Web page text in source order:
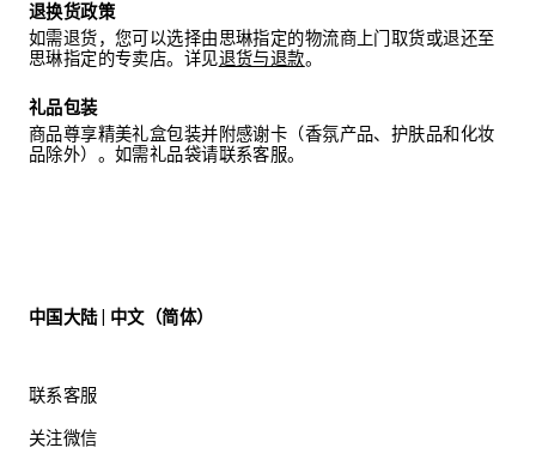
退换货政策
如需退货，您可以选择由思琳指定的物流商上门取货或退还至
思琳指定的专卖店。详见退货与退款。
礼品包装
商品尊享精美礼盒包装并附感谢卡（香氛产品、护肤品和化妆
品除外）。如需礼品袋请联系客服。
中国大陆 | 中文（简体）
联系客服
关注微信